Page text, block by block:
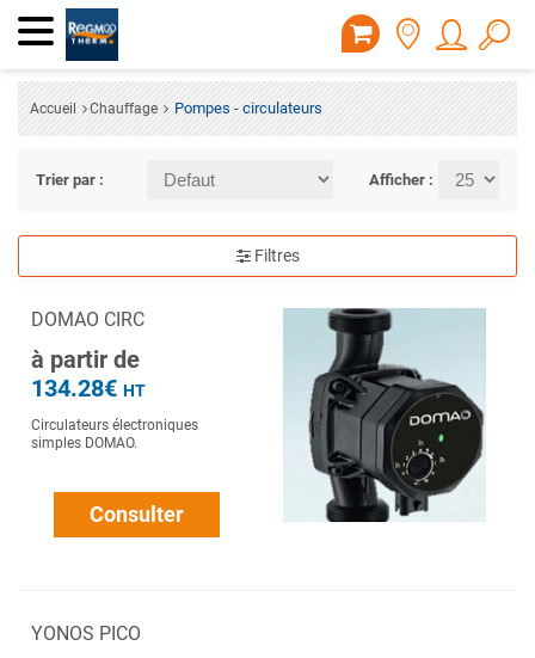
Accueil Chauffage Pompes - circulateurs
Trier par : Afficher :
Filtres
DOMAO CIRC
à partir de
134.28€ HT
Circulateurs électroniques
simples DOMAO.
Consulter
YONOS PICO